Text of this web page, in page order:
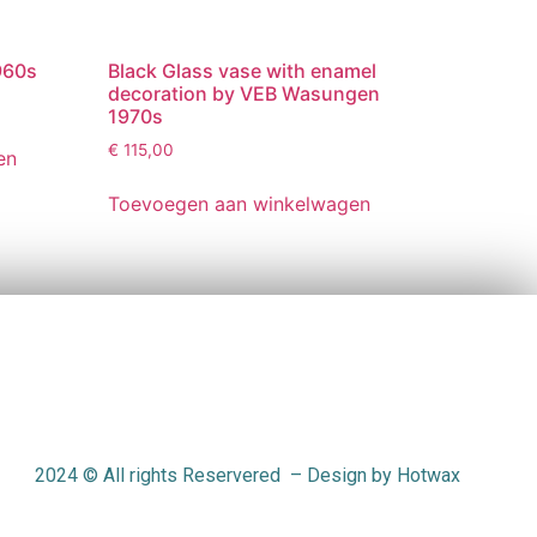
Black Glass vase with enamel
decoration by VEB Wasungen
1970s
€ 115,00
Toevoegen aan winkelwagen
2024© All rights Reservered – Design by Hotwax